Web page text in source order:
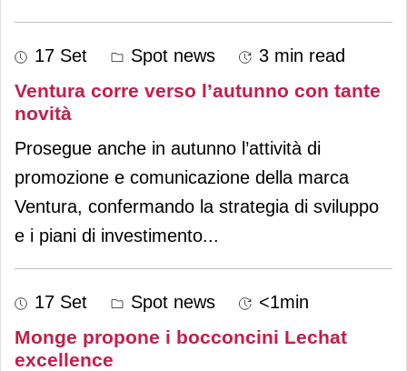
17 Set Spot news 3 min read
Ventura corre verso l’autunno con tante
novità
Prosegue anche in autunno l’attività di
promozione e comunicazione della marca
Ventura, confermando la strategia di sviluppo
e i piani di investimento...
17 Set Spot news <1min
Monge propone i bocconcini Lechat
excellence